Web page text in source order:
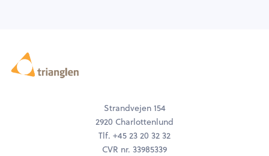
Strandvejen 154
2920 Charlottenlund
Tlf. +45 23 20 32 32
CVR nr. 33985339